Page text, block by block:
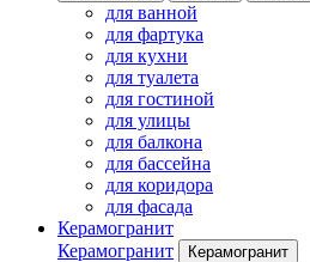
для ванной
для фартука
для кухни
для туалета
для гостиной
для улицы
для балкона
для бассейна
для коридора
для фасада
Керамогранит
Керамогранит
Керамогранит